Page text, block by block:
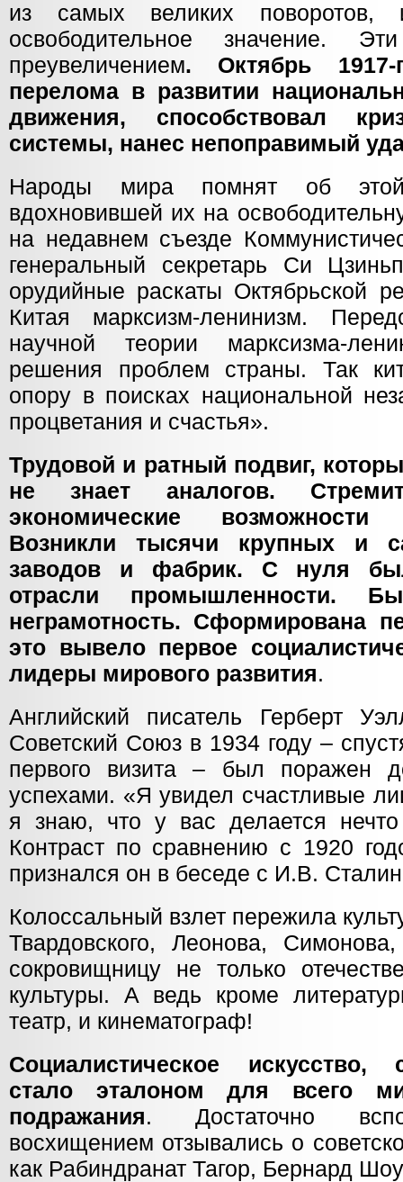
из самых великих поворотов,
освободительное значение.
преувеличением. Октябрь
перелома в развитии
движения, способствовал
системы, нанес непоправимый
Народы мира помнят об
вдохновившей их на
на недавнем съезде
генеральный секретарь Си
орудийные раскаты Октябрьской
Китая марксизм-ленинизм.
научной теории марксизма-
решения проблем страны. Так
опору в поисках национальной
процветания и счастья».
Трудовой и ратный подвиг,
не знает аналогов.
экономические
Возникли тысячи крупных и
заводов и фабрик. С нуля
отрасли промышленности.
неграмотность. Сформирована
это вывело первое
лидеры мирового развития.
Английский писатель Герберт
Советский Союз в 1934 году –
первого визита – был поражен
успехами. «Я увидел счастливые
я знаю, что у вас делается нечто
Контраст по сравнению с 1920
признался он в беседе с И.В.
Колоссальный взлет пережила
Твардовского, Леонова,
сокровищницу не только
культуры. А ведь кроме
театр, и кинематограф!
Социалистическое искусство,
стало эталоном для всего
подражания. Достаточно
восхищением отзывались о
как Рабиндранат Тагор, Бернард